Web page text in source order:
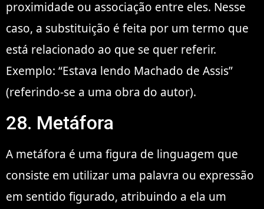
proximidade ou associação entre eles. Nesse
caso, a substituição é feita por um termo que
está relacionado ao que se quer referir.
Exemplo: “Estava lendo Machado de Assis”
(referindo-se a uma obra do autor).
28. Metáfora
A metáfora é uma figura de linguagem que
consiste em utilizar uma palavra ou expressão
em sentido figurado, atribuindo a ela um